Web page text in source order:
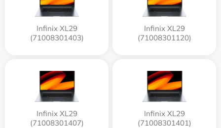
Infinix XL29
(71008301403)
Infinix XL29
(71008301120)
Infinix XL29
(71008301407)
Infinix XL29
(71008301401)